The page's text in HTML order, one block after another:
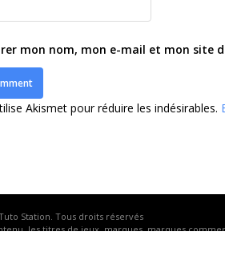
mon nom, mon e-mail et mon site
Akismet pour réduire les indésirables.
Station. Tous droits réservés
les titres de jeux, marques, marques